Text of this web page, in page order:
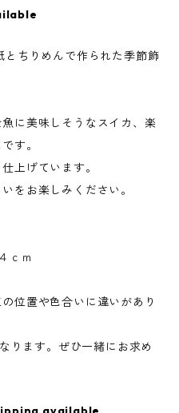
とちりめんで作られた季節飾
に美味しそうなスイカ、楽
す。
上げています。
をお楽しみください。
ｃｍ
位置や色合いに違いがあり
ります。ぜひ一緒にお求め